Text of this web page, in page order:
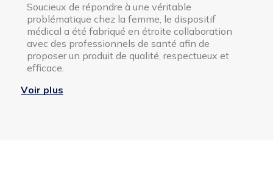
Soucieux de répondre à une véritable
problématique chez la femme, le dispositif
médical a été fabriqué en étroite collaboration
avec des professionnels de santé afin de
proposer un produit de qualité, respectueux et
efficace.
L’engagement de Fizimed est d’apporter des
Voir plus